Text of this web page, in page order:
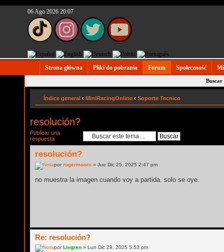
06 Ago 2026 20:07
Strona główna Pliki do pobrania Forum Społeczność
Buscar
Índice general ‹ MiniRacingOnline ‹ Soporte Tecnico
resolución?
Publicar una
respuesta
resolución?
por rogermoore » Jue Dic 25, 2025 2:47 pm
no muestra la imagen cuando voy a partida. solo se oye.
Re: resolución?
porLivgren » Lun Dic 29, 2025 5:53 pm